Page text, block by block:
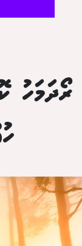
ރޯދަމަހު